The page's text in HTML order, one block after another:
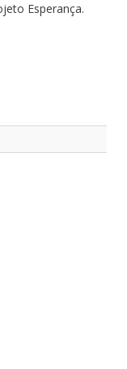
Esperança.